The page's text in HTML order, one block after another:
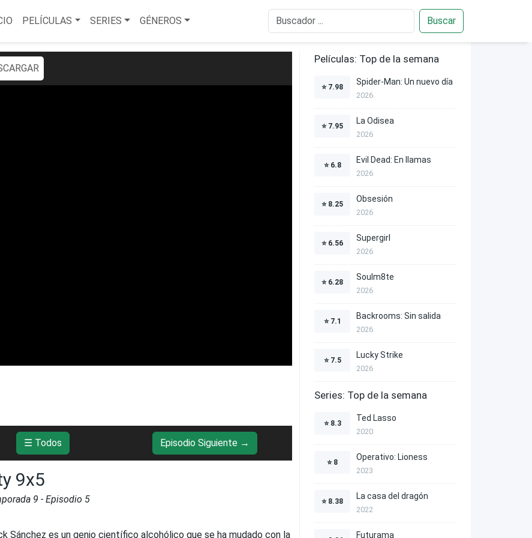
PELÍCULAS SERIES GÉNEROS Buscar
☰ Todos Episodio Siguiente →
9x5
9 - Episodio 5
Sánchez es un genio científico alcohólico que se ha mudado con la
Películas: Top de la semana
⭐ 7.98
Spider-Man: Un nuevo día
2026
⭐ 7.95
La Odisea
2026
⭐ 6.8
Evil Dead: En llamas
2026
⭐ 8.25
Obsesión
2026
⭐ 6.56
Supergirl
2026
⭐ 6.28
Soulm8te
2026
⭐ 7.1
Backrooms: Sin salida
2026
⭐ 7.5
Lucky Strike
2026
Series: Top de la semana
⭐ 8.3
Ted Lasso
2020
⭐ 8
Operativo: Lioness
2023
⭐ 8.38
La casa del dragón
2022
Futurama